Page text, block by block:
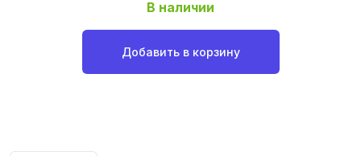
В наличии
Добавить в корзину